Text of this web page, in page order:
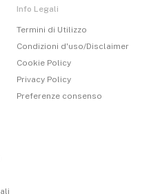
Info Legali
Termini di Utilizzo
Condizioni d'uso/Disclaimer
Cookie Policy
Privacy Policy
Preferenze consenso